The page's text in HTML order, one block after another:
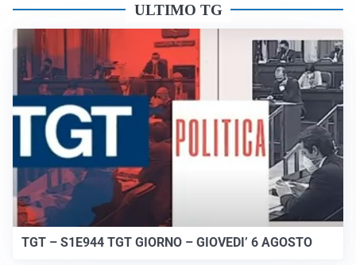
ULTIMO TG
TGT – S1E944 TGT GIORNO – GIOVEDI’ 6 AGOSTO